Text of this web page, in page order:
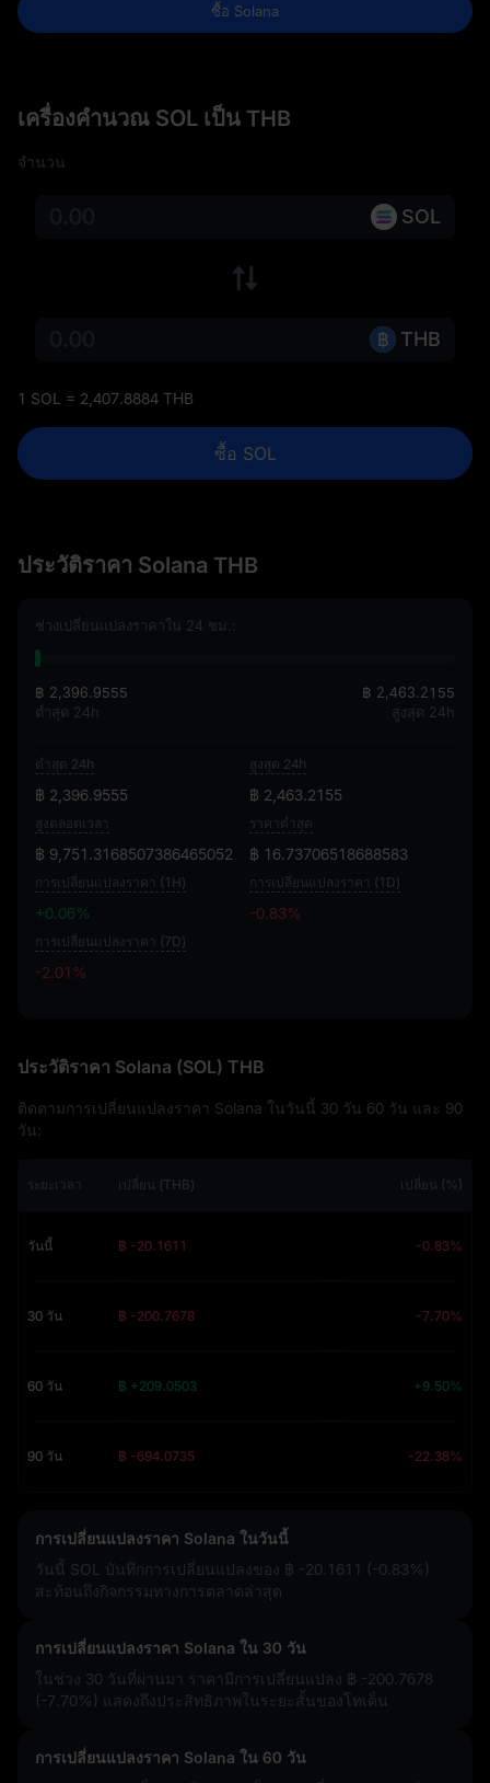
ซื้อ Solana
เครื่องคำนวณ SOL เป็น THB
จำนวน
SOL
THB
1 SOL = 2,407.8884 THB
ซื้อ SOL
ประวัติราคา Solana THB
ช่วงเปลี่ยนแปลงราคาใน 24 ชม.:
฿ 2,396.9555
ต่ำสุด 24h
฿ 2,463.2155
สูงสุด 24h
ต่ำสุด 24h
฿ 2,396.9555
สูงสุด 24h
฿ 2,463.2155
สูงตลอดเวลา
฿ 9,751.3168507386465052
ราคาต่ำสุด
฿ 16.73706518688583
การเปลี่ยนแปลงราคา (1H)
+0.06%
การเปลี่ยนแปลงราคา (1D)
-0.83%
การเปลี่ยนแปลงราคา (7D)
-2.01%
ประวัติราคา Solana (SOL) THB
ติดตามการเปลี่ยนแปลงราคา Solana ในวันนี้ 30 วัน 60 วัน และ 90
วัน:
ระยะเวลา เปลี่ยน (THB) เปลี่ยน (%)
วันนี้ ฿ -20.1611 -0.83%
30 วัน ฿ -200.7678 -7.70%
60 วัน ฿ +209.0503 +9.50%
90 วัน ฿ -694.0735 -22.38%
การเปลี่ยนแปลงราคา Solana ในวันนี้
วันนี้ SOL บันทึกการเปลี่ยนแปลงของ ฿ -20.1611 (-0.83%)
สะท้อนถึงกิจกรรมทางการตลาดล่าสุด
การเปลี่ยนแปลงราคา Solana ใน 30 วัน
ในช่วง 30 วันที่ผ่านมา ราคามีการเปลี่ยนแปลง ฿ -200.7678
(-7.70%)
แสดงถึงประสิทธิภาพในระยะสั้นของโทเค็น
การเปลี่ยนแปลงราคา Solana ใน 60 วัน